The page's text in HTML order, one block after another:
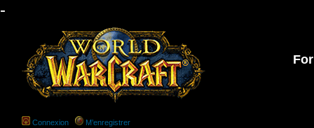
-
Connexion M’enregistrer